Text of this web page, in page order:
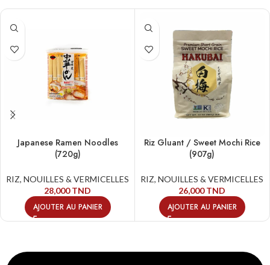
Japanese Ramen Noodles
(720g)
RIZ, NOUILLES & VERMICELLES
28,000TND
AJOUTER AU PANIER
Riz Gluant / Sweet Mochi Rice
(907g)
RIZ, NOUILLES & VERMICELLES
26,000TND
AJOUTER AU PANIER